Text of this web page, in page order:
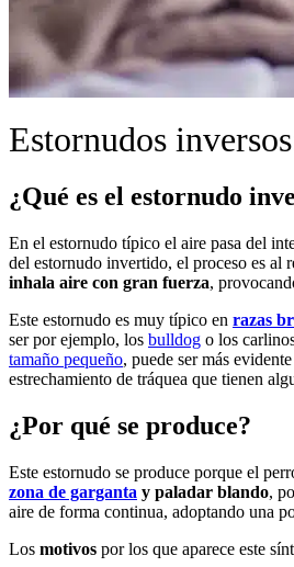
Estornudos
¿Qué es el estornudo
En el estornudo típico el aire pasa del
del estornudo invertido, el proceso es al
inhala aire con gran fuerza,
Este estornudo es muy típico en razas
ser por ejemplo, los bulldog o los
tamaño pequeño, puede ser más
estrechamiento de tráquea que tienen
¿Por qué se produce?
Este estornudo se produce porque el
zona de garganta y paladar blando,
aire de forma continua, adoptando una
Los motivos por los que aparece este